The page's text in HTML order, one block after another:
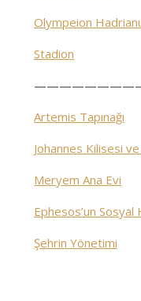
Olympeion
Stadion
Artemis Tapınağı
Johannes Kilisesi
Meryem Ana Evi
Ephesos’un Sosyal
Şehrin Yönetimi